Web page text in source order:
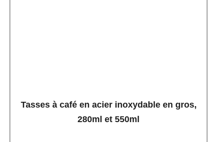
Tasses à café en acier inoxydable en gros,
280ml et 550ml